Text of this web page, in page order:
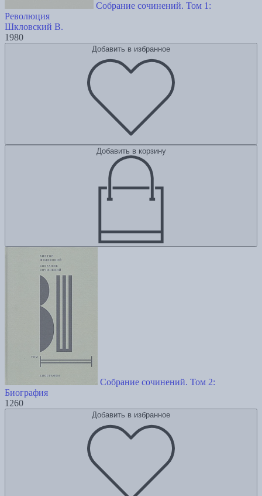
Собрание сочинений. Том 1:
Революция
Шкловский В.
1980
Добавить в избранное
Добавить в корзину
Собрание сочинений. Том 2:
Биография
1260
Добавить в избранное